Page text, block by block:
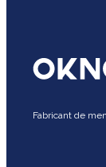
Fabricant de